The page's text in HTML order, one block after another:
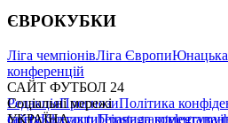
ЄВРОКУБКИ
Ліга чемпіонівЛіга Європи
конференцій
САЙТ ФУТБОЛ 24
РедакціяПрогнозиПолітика
сайтуКонтактиПравила
Соціальні мережі
facebookxyoutubeinstagramtelegram
УКРАЇНА